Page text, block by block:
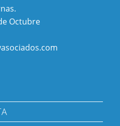
Octubre